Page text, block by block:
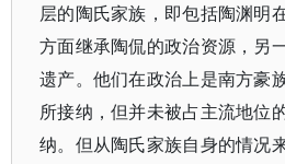
层的陶氏家族，即包括陶渊明
方面继承陶侃的政治资源，另
遗产。他们在政治上是南方豪
所接纳，但并未被占主流地位
纳。但从陶氏家族自身的情况